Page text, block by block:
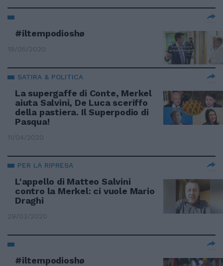
#iltempodioshø
19/05/2020
SATIRA & POLITICA
La supergaffe di Conte, Merkel
aiuta Salvini, De Luca sceriffo
della pastiera. Il Superpodio di
Pasqua!
11/04/2020
PER LA RIPRESA
L'appello di Matteo Salvini
contro la Merkel: ci vuole Mario
Draghi
29/03/2020
#iltempodioshø